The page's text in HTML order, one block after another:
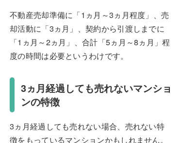
不動産売却準備に「1ヵ月～3ヵ月程度」、売
却活動に「3ヵ月」、契約から引渡しまでに
「1ヵ月～2ヵ月」、合計「5ヵ月～8ヵ月」程
度の時間は必要というわけです。
3ヵ月経過しても売れないマンショ
ンの特徴
3ヵ月経過しても売れない場合、売れない特
徴をもっているマンションかもしれません。